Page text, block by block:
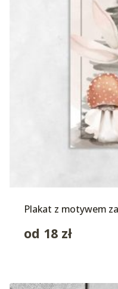
Plakat z motywem
od 18 zł